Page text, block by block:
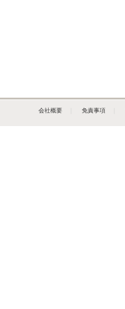
会社概要 免責事項